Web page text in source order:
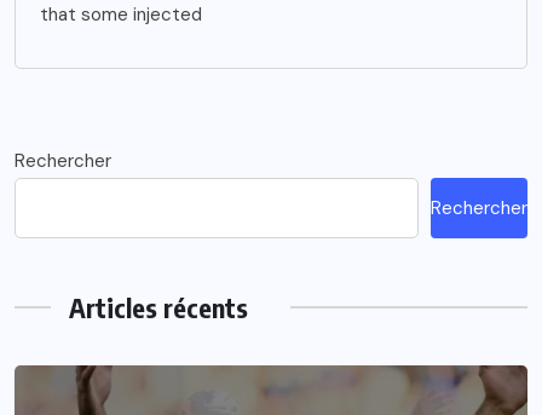
that some injected
Rechercher
Rechercher
Articles récents